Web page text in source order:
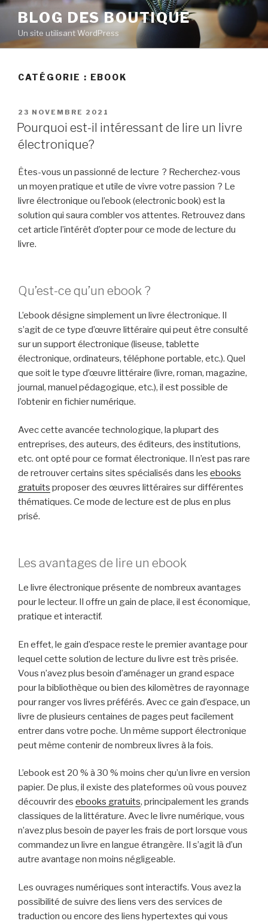
Aller
contenu
principal
BLOG DES BOUTIQUE
Un site utilisant WordPress
CATÉGORIE : EBOOK
PUBLIÉ
LE
23 NOVEMBRE 2021
Pourquoi est-il intéressant de lire un livre
électronique?
Êtes-vous un passionné de lecture ? Recherchez-vous
un moyen pratique et utile de vivre votre passion ? Le
livre électronique ou l’ebook (electronic book) est la
solution qui saura combler vos attentes. Retrouvez dans
cet article l’intérêt d’opter pour ce mode de lecture du
livre.
Qu’est-ce qu’un ebook ?
L’ebook désigne simplement un livre électronique. Il
s’agit de ce type d’œuvre littéraire qui peut être consulté
sur un support électronique (liseuse, tablette
électronique, ordinateurs, téléphone portable, etc.). Quel
que soit le type d’œuvre littéraire (livre, roman, magazine,
journal, manuel pédagogique, etc.), il est possible de
l’obtenir en fichier numérique.
Avec cette avancée technologique, la plupart des
entreprises, des auteurs, des éditeurs, des institutions,
etc. ont opté pour ce format électronique. Il n’est pas rare
de retrouver certains sites spécialisés dans les ebooks
gratuits proposer des œuvres littéraires sur différentes
thématiques. Ce mode de lecture est de plus en plus
prisé.
Les avantages de lire un ebook
Le livre électronique présente de nombreux avantages
pour le lecteur. Il offre un gain de place, il est économique,
pratique et interactif.
En effet, le gain d’espace reste le premier avantage pour
lequel cette solution de lecture du livre est très prisée.
Vous n’avez plus besoin d’aménager un grand espace
pour la bibliothèque ou bien des kilomètres de rayonnage
pour ranger vos livres préférés. Avec ce gain d’espace, un
livre de plusieurs centaines de pages peut facilement
entrer dans votre poche. Un même support électronique
peut même contenir de nombreux livres à la fois.
L’ebook est 20 % à 30 % moins cher qu’un livre en version
papier. De plus, il existe des plateformes où vous pouvez
découvrir des ebooks gratuits, principalement les grands
classiques de la littérature. Avec le livre numérique, vous
n’avez plus besoin de payer les frais de port lorsque vous
commandez un livre en langue étrangère. Il s’agit là d’un
autre avantage non moins négligeable.
Les ouvrages numériques sont interactifs. Vous avez la
possibilité de suivre des liens vers des services de
traduction ou encore des liens hypertextes qui vous